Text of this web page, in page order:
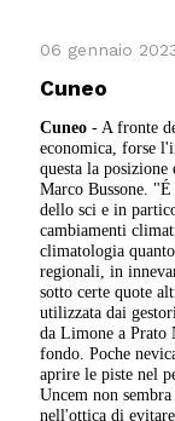
06 gennaio
Cuneo
Cuneo - A fronte
economica, forse
questa la posizione
Marco Bussone.
dello sci e in
cambiamenti
climatologia
regionali, in
sotto certe quote
utilizzata dai
da Limone a Prato
fondo. Poche
aprire le piste nel
Uncem non
nell'ottica di